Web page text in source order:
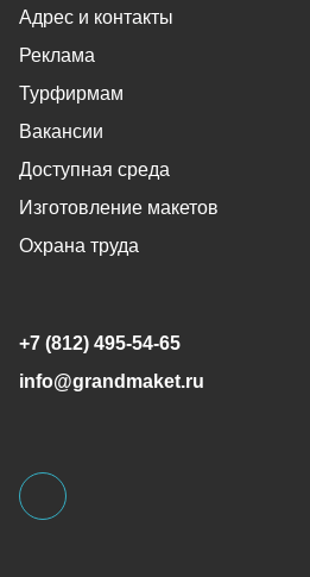
Адрес и контакты
Реклама
Турфирмам
Вакансии
Доступная среда
Изготовление макетов
Охрана труда
+7 (812) 495-54-65
info@grandmaket.ru